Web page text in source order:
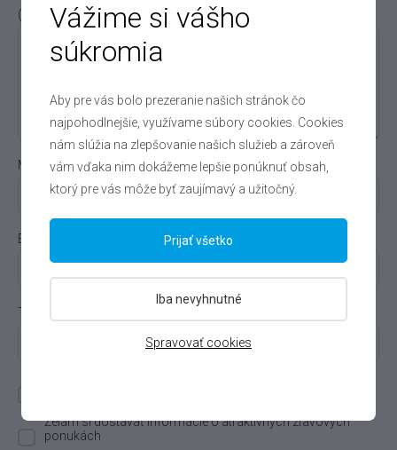
( Poznámka ) Popis
Meno a priezvisko
E-mail
Telefónne číslo
Želám si dostávať informácie o atraktívnych zľavových
ponukách
Vážime si vášho
súkromia
Aby pre vás bolo prezeranie našich stránok čo
najpohodlnejšie, využívame súbory cookies. Cookies
nám slúžia na zlepšovanie našich služieb a zároveň
vám vďaka nim dokážeme lepšie ponúknuť obsah,
ktorý pre vás môže byť zaujímavý a užitočný.
Spravovať cookies
Iba nevyhnutné
Prijať všetko